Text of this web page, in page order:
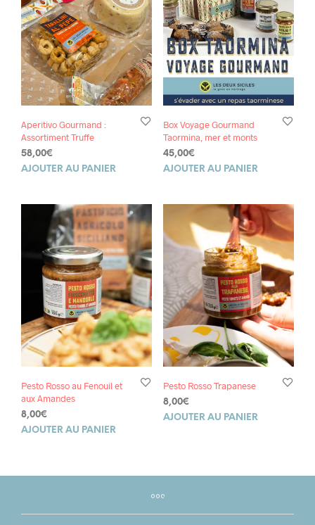
Aperitivo Gourmand :
Assortiment Truffe
58,00€
AJOUTER AU PANIER
Box Voyage Gourmand
Taormina, mer et monts
45,00€
AJOUTER AU PANIER
Pesto Rosso au Fenouil et
aux Amandes
8,00€
AJOUTER AU PANIER
Pesto Rosso Trapanese
8,00€
AJOUTER AU PANIER